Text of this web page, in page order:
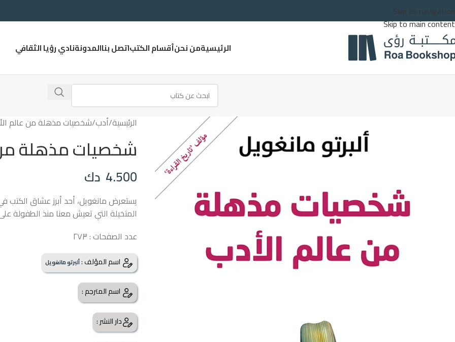
Skip to navigation
Skip to main content
الرئيسيةمن نحنأقسام الكتباتصل بناالمدونةنادي رؤيا الثقافي
الرئيسية أدب شخصيات مذهلة من عالم
شخصيات مذهلة
4.500 دك
يستعرض مانغويل، أحد أبرز عشاق
المتخيلة التي تعيش معنا منذ الطفولة
عدد الصفحات : ٢٧٣
اسم المؤلف :ألبرتو مانغويل
اسم المترجم :
دار النشر :